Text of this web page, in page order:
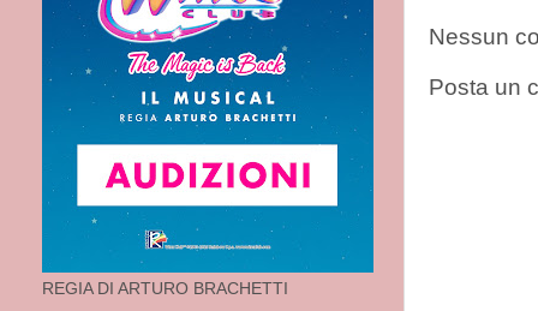
Nessun
Posta un
REGIA DI ARTURO BRACHETTI